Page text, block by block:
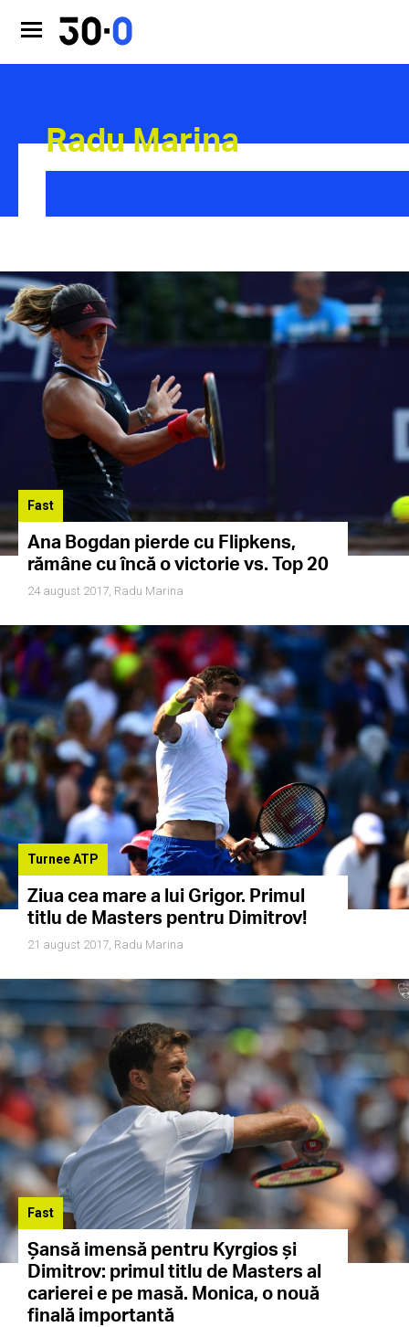
Radu Marina
Fast
Ana Bogdan pierde cu Flipkens,
rămâne cu încă o victorie vs. Top 20
24 august 2017, Radu Marina
Turnee ATP
Ziua cea mare a lui Grigor. Primul
titlu de Masters pentru Dimitrov!
21 august 2017, Radu Marina
Fast
Șansă imensă pentru Kyrgios și
Dimitrov: primul titlu de Masters al
carierei e pe masă. Monica, o nouă
finală importantă